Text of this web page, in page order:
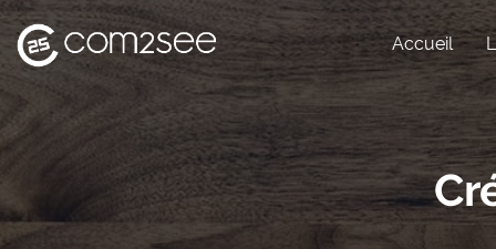
Accueil
Site internet
Site e-commerce